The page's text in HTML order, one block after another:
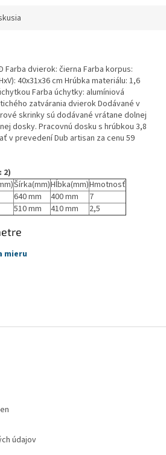
Farba dvierok: čierna Farba korpus:
40x31x36 cm Hrúbka materiálu: 1,6
Farba úchytky: alumíniová
zatvárania dvierok Dodávané v
skrinky sú dodávané vrátane dolnej
dosky. Pracovnú dosku s hrúbkou 3,8
v prevedení Dub artisan za cenu 59
2)
Šírka(mm)Hĺbka(mm)Hmotnosť
640 mm 400 mm
7
510 mm 410 mm 2,5
mieru
údajov